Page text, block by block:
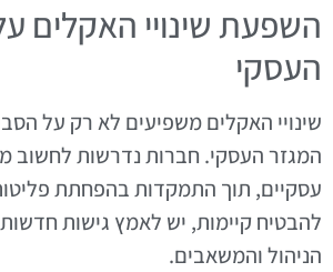
השפעת שינויי האקלים
העסקי
שינויי האקלים משפיעים לא רק על
המגזר העסקי. חברות נדרשות לחשוב
להבטיח קיימות, יש לאמץ גישות
הניהול והמשאבים.